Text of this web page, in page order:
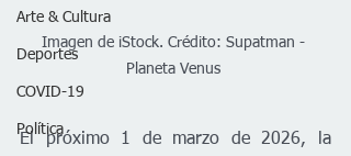
Arte & Cultura
Deportes
COVID-19
Política
Imagen de iStock. Crédito: Supatman -
Planeta Venus
El próximo 1 de marzo de 2026, la